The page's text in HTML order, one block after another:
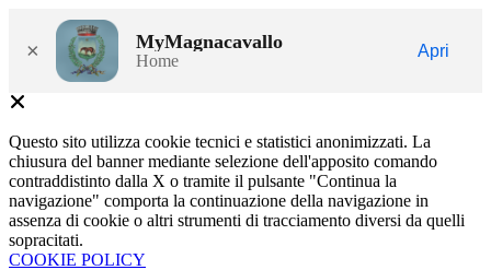
× MyMagnacavallo
Home
Apri
Questo sito utilizza cookie tecnici e statistici anonimizzati. La
chiusura del banner mediante selezione dell'apposito comando
contraddistinto dalla X o tramite il pulsante "Continua la
navigazione" comporta la continuazione della navigazione in
assenza di cookie o altri strumenti di tracciamento diversi da quelli
sopracitati.
COOKIE POLICY